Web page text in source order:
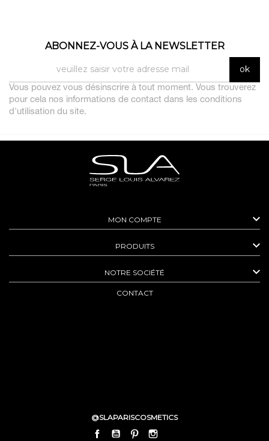
ABONNEZ-VOUS À LA NEWSLETTER
Vous pouvez vous désinscrire à tout moment. Vous trouverez
pour cela nos informations de contact dans les conditions
d'utilisation du site.
MON COMPTE 
PRODUITS 
NOTRE SOCIÉTÉ 
CONTACT
@SLAPARISCOSMETICS
FACEBOOKYOUTUBEPINTEREST